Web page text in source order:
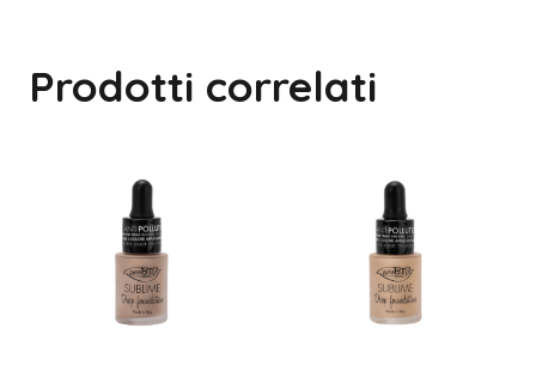
Prodotti correlati